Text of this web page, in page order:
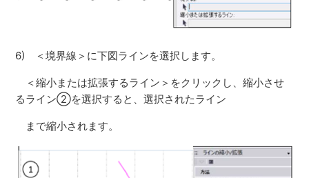
6) ＜境界線＞に下図ラインを選択します。
＜縮小または拡張するライン＞をクリックし、縮小させ
るライン②を選択すると、選択されたライン
まで縮小されます。